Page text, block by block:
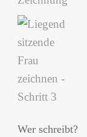
Wer schreibt?